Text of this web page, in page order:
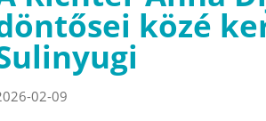
közé
02-09